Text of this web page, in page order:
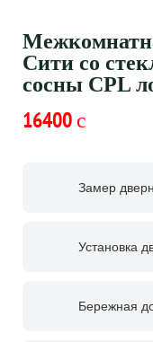
Сити со
сосны CPL
16400 c
Замер
Установка
Бережная